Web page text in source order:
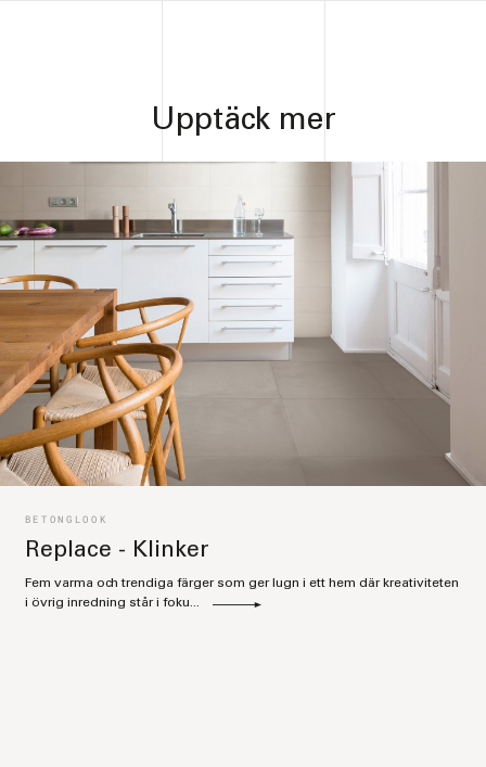
Upptäck mer
BETONGLOOK
Replace - Klinker
Fem varma och trendiga färger som ger lugn i ett hem där kreativiteten
i övrig inredning står i foku...